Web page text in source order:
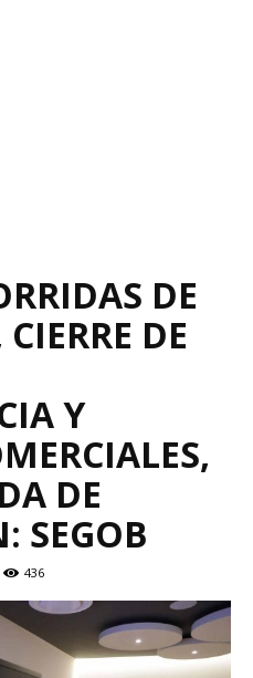
DE
DE
Y
DE
SEGOB
436